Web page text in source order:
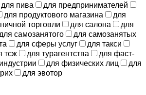
для пива
для предпринимателей
для продуктового магазина
для
торговли для салона
для
для самозанятого
для самозанятых
для сферы услуг
для такси
тсж для турагентства
для фаст-
для физических лиц
для
для эвотор